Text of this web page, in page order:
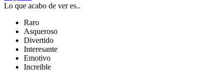
Lo que acabo de ver es..
Raro
Asqueroso
Divertido
Interesante
Emotivo
Increible